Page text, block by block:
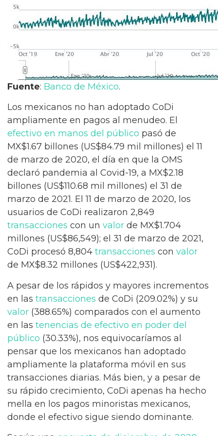
Fuente: Banco de México.
Los mexicanos no han adoptado CoDi
ampliamente en pagos al menudeo. El
efectivo en manos del público pasó de
MX$1.67 billones (US$84.79 mil millones) el 11
de marzo de 2020, el día en que la OMS
declaró pandemia al Covid-19, a MX$2.18
billones (US$110.68 mil millones) el 31 de
marzo de 2021. El 11 de marzo de 2020, los
usuarios de CoDi realizaron 2,849
transacciones con un valor de MX$1.704
millones (US$86,549); el 31 de marzo de 2021,
CoDi procesó 8,804 transacciones con valor
de MX$8.32 millones (US$422,931).
A pesar de los rápidos y mayores incrementos
en las transacciones de CoDi (209.02%) y su
valor (388.65%) comparados con el aumento
en las tenencias de efectivo en poder del
público (30.33%), nos equivocaríamos al
pensar que los mexicanos han adoptado
ampliamente la plataforma móvil en sus
transacciones diarias. Más bien, y a pesar de
su rápido crecimiento, CoDi apenas ha hecho
mella en los pagos minoristas mexicanos,
donde el efectivo sigue siendo dominante.